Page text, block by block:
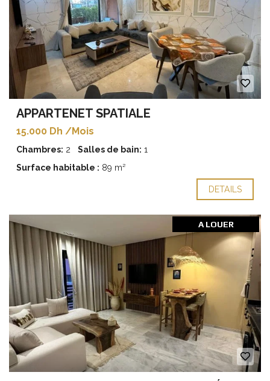
APPARTENET SPATIALE
15.000 Dh /Mois
Chambres: 2 Salles de bain: 1
Surface habitable : 89 m²
DETAILS
A LOUER